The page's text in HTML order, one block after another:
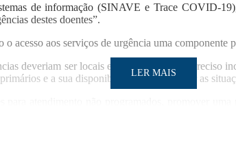
de informação (SINAVE e Trace COVID-
destes doentes”.
acesso aos serviços de urgência uma componente
deveriam ser locais e regionais e que é preciso
e a sua disponibilidade para atender as
o atendimento aos doentes com sintomas
LER MAIS